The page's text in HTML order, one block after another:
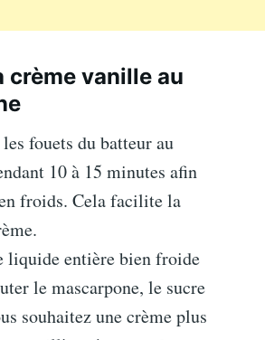
crème vanille au
fouets du batteur au
10 à 15 minutes afin
froids. Cela facilite la
liquide entière bien froide
le mascarpone, le sucre
souhaitez une crème plus